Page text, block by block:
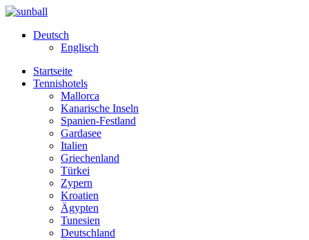
Deutsch
Englisch
Startseite
Tennishotels
Mallorca
Kanarische Inseln
Spanien-Festland
Gardasee
Italien
Griechenland
Türkei
Zypern
Kroatien
Ägypten
Tunesien
Deutschland